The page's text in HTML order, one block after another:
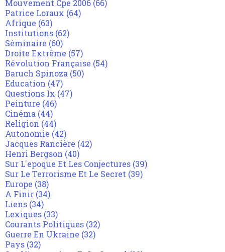
Mouvement Cpe 2006 (66)
Patrice Loraux (64)
Afrique (63)
Institutions (62)
Séminaire (60)
Droite Extrême (57)
Révolution Française (54)
Baruch Spinoza (50)
Education (47)
Questions Ix (47)
Peinture (46)
Cinéma (44)
Religion (44)
Autonomie (42)
Jacques Rancière (42)
Henri Bergson (40)
Sur L'epoque Et Les Conjectures (39)
Sur Le Terrorisme Et Le Secret (39)
Europe (38)
A Finir (34)
Liens (34)
Lexiques (33)
Courants Politiques (32)
Guerre En Ukraine (32)
Pays (32)